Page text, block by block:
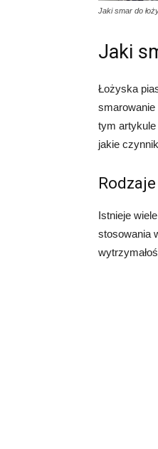
Jaki smar do
Jaki
Łożyska
smarowanie
tym
jakie
Istnieje
stosowania